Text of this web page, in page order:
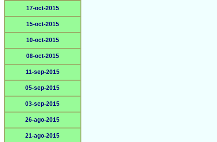
17-oct-2015
15-oct-2015
10-oct-2015
08-oct-2015
11-sep-2015
05-sep-2015
03-sep-2015
26-ago-2015
21-ago-2015